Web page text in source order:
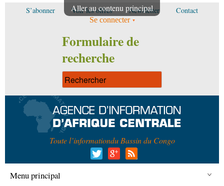
Aller au contenu principal
S’abonner Voir les offres Newsletter Contact
Se connecter
Formulaire de
recherche
Toute l’informationdu Bassin du Congo
Menu principal